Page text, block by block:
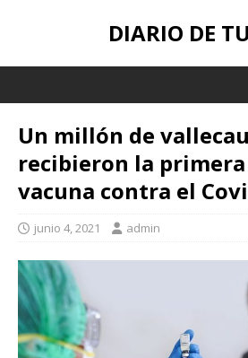
DIARIO DE
Un millón de
recibieron la primera
vacuna contra el
junio 4, 2021 admin